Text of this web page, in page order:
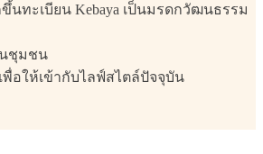
นทะเบียน Kebaya เป็นมรดกวัฒนธรรม
นชุมชน
อให้เข้ากับไลฟ์สไตล์ปัจจุบัน